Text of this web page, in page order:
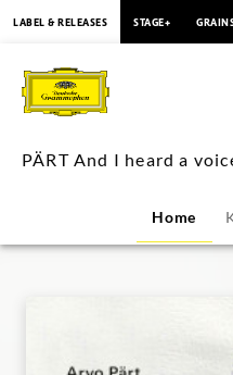
And
a
LABEL & RELEASES STAGE+
PÄRT And I heard a
Home